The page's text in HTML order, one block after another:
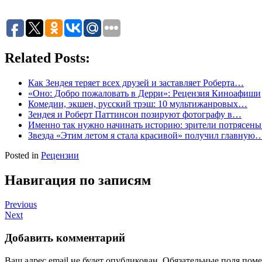
Related Posts:
Как Зендея теряет всех друзей и заставляет Роберта…
«Оно: Добро пожаловать в Дерри»: Рецензия Киноафиши
Комедии, экшен, русский трэш: 10 мультижанровых…
Зендея и Роберт Паттинсон позируют фотографу в…
Именно так нужно начинать историю: зрители
Звезда «Этим летом я стала красивой» получил
Posted in Рецензии
Навигация по записям
Previous
Next
Добавить комментарий